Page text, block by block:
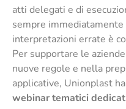
atti delegati e di
sempre
interpretazioni errate è
Per supportare le
nuove regole e nella
applicative, Unionplast
webinar tematici